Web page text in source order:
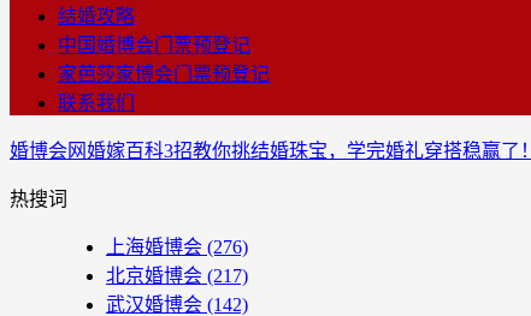
结婚攻略
中国婚博会门票预登记
家芭莎家博会门票预登记
联系我们
婚博会网婚嫁百科3招教你挑结婚珠宝，学完婚礼穿搭稳赢了！
热搜词
上海婚博会 (276)
北京婚博会 (217)
武汉婚博会 (142)